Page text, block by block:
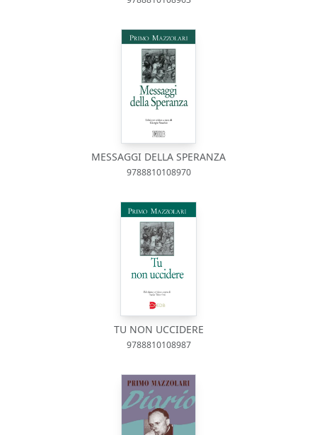
MESSAGGI DELLA SPERANZA
9788810108970
TU NON UCCIDERE
9788810108987